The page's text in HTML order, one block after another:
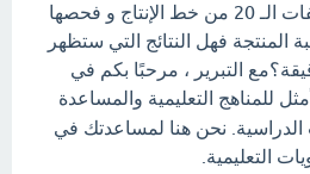
ذات الترتيب 20 و مضاعفات الـ 20 من خط الإنتاج و فحصها
المنتجة فهل النتائج التي ستظهر
التبرير ، مرحبًا بكم في
للمناهج التعليمية والمساعدة
الدراسية. نحن هنا لمساعدتك في
التعليمية.